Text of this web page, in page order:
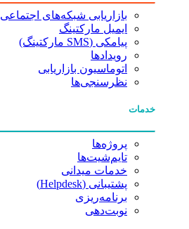
بازاریابی شبکه‌های اجتماعی
ایمیل مارکتینگ
پیامکی (SMS مارکتینگ)
رویدادها
اتوماسیون بازاریابی
نظرسنجی‌ها
خدمات
پروژه‌ها
تایم‌شیت‌ها
خدمات میدانی
پشتیبانی (Helpdesk)
برنامه‌ریزی
نوبت‌دهی